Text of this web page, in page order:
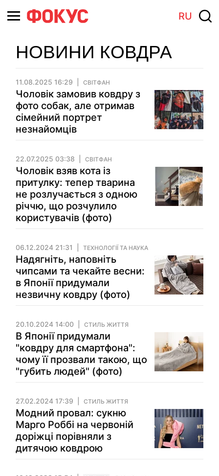
RU
НОВИНИ КОВДРА
11.08.2025 16:29 СВІТФАН
Чоловік замовив ковдру з
фото собак, але отримав
сімейний портрет
незнайомців
22.07.2025 03:38 СВІТФАН
Чоловік взяв кота із
притулку: тепер тварина
не розлучається з одною
річчю, що розчулило
користувачів (фото)
06.12.2024 21:31 ТЕХНОЛОГІЇ ТА НАУКА
Надягніть, наповніть
чипсами та чекайте весни:
в Японії придумали
незвичну ковдру (фото)
20.10.2024 14:00 СТИЛЬ ЖИТТЯ
В Японії придумали
"ковдру для смартфона":
чому її прозвали такою, що
"губить людей" (фото)
27.02.2024 17:39 СТИЛЬ ЖИТТЯ
Модний провал: сукню
Марго Роббі на червоній
доріжці порівняли з
дитячою ковдрою